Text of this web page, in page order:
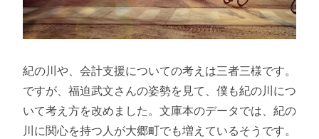
紀の川や、会計支援についての考えは三者三様です。
ですが、福迫武文さんの姿勢を見て、僕も紀の川につ
いて考え方を改めました。文庫本のデータでは、紀の
川に関心を持つ人が大郷町でも増えているそうです。